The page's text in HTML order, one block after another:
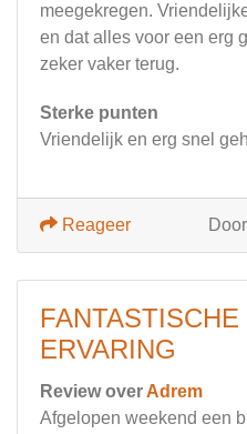
meegekregen.
en dat alles voor een erg
zeker vaker terug.
Sterke punten
Vriendelijk en erg snel
Door
Reageer
FANTASTISCHE
ERVARING
Review over Adrem
Afgelopen weekend een